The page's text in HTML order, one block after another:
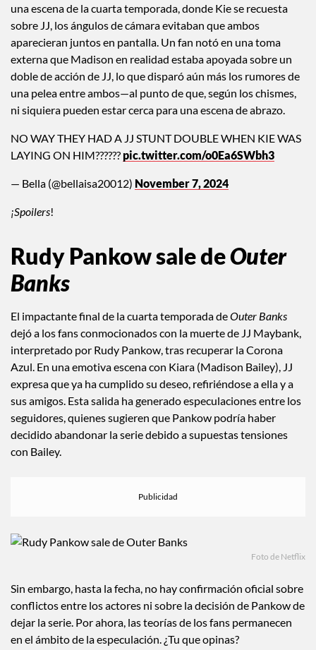
una escena de la cuarta temporada, donde Kie se recuesta
sobre JJ, los ángulos de cámara evitaban que ambos
aparecieran juntos en pantalla. Un fan notó en una toma
externa que Madison en realidad estaba apoyada sobre un
doble de acción de JJ, lo que disparó aún más los rumores de
una pelea entre ambos—al punto de que, según los chismes,
ni siquiera pueden estar cerca para una escena de abrazo.
NO WAY THEY HAD A JJ STUNT DOUBLE WHEN KIE WAS
LAYING ON HIM?????? pic.twitter.com/o0Ea6SWbh3
— Bella (@bellaisa20012) November 7, 2024
¡Spoilers!
Rudy Pankow sale deOuter
Banks
El impactante final de la cuarta temporada deOuter Banks
dejó a los fans conmocionados con la muerte de JJ Maybank,
interpretado por Rudy Pankow, tras recuperar la Corona
Azul. En una emotiva escena con Kiara (Madison Bailey), JJ
expresa que ya ha cumplido su deseo, refiriéndose a ella y a
sus amigos. Esta salida ha generado especulaciones entre los
seguidores, quienes sugieren que Pankow podría haber
decidido abandonar la serie debido a supuestas tensiones
con Bailey.
Foto de Netflix
Sin embargo, hasta la fecha, no hay confirmación oficial sobre
conflictos entre los actores ni sobre la decisión de Pankow de
dejar la serie. Por ahora, las teorías de los fans permanecen
en el ámbito de la especulación. ¿Tu que opinas?